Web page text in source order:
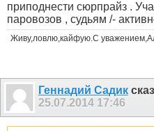
приподнести сюрпрайз .
паровозов , судьям /-
Живу,ловлю,кайфую.С
Геннадий Садик
25.07.2014 17:46